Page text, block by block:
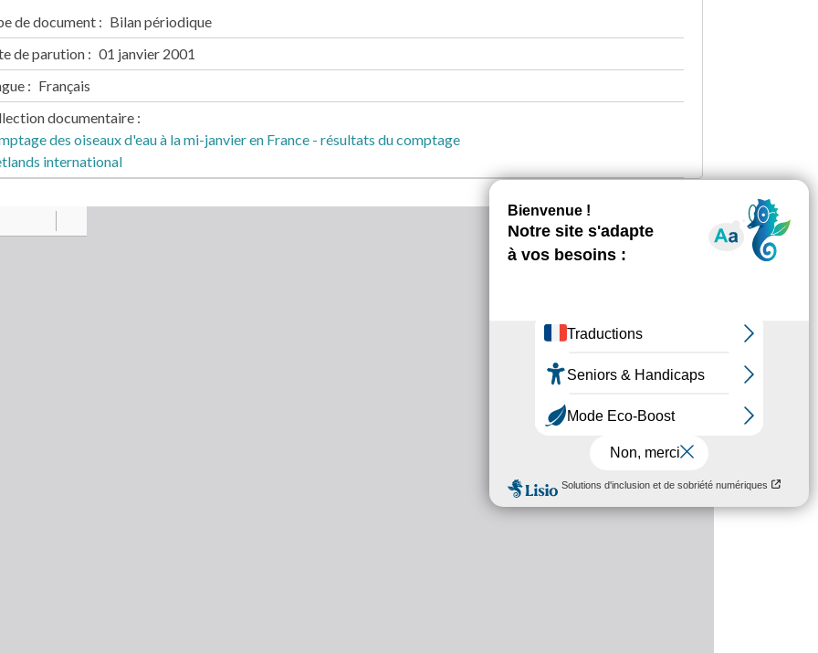
de document
Bilan périodique
de parution
01 janvier 2001
Français
documentaire
des oiseaux d'eau à la mi-janvier en France - résultats du comptage
international